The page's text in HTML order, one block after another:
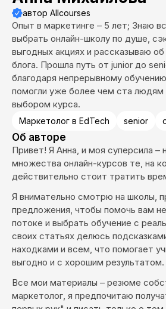
автор Allcourses
Опыт в маркетинге – 5 лет; Знаю
выбрать онлайн-школу по душе,
выгодных акциях и рассказываю
блога. Прошла путь от junior до
благодаря непрерывному
помогли уже более чем ста людям
выбором курса.
Маркетолог в EdTech senior
Об авторе
Привет! Я Анна, и моя суперсила –
множества онлайн-курсов те, на
действительно стоит тратить
Я внимательно смотрю на школы,
предложения, чтобы помочь вам
потоке и выбрать обучение с
своих статьях делюсь
находками и всем, что помогает
выгодно и с хорошим результатом.
Все мои материалы – резюме
маркетолог, я предпочитаю